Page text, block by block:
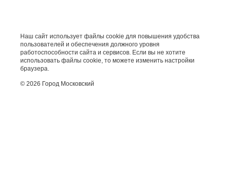
Наш сайт использует файлы cookie для повышения удобства
пользователей и обеспечения должного уровня
работоспособности сайта и сервисов. Если вы не хотите
использовать файлы cookie, то можете изменить настройки
браузера.
© 2026 Город Московский